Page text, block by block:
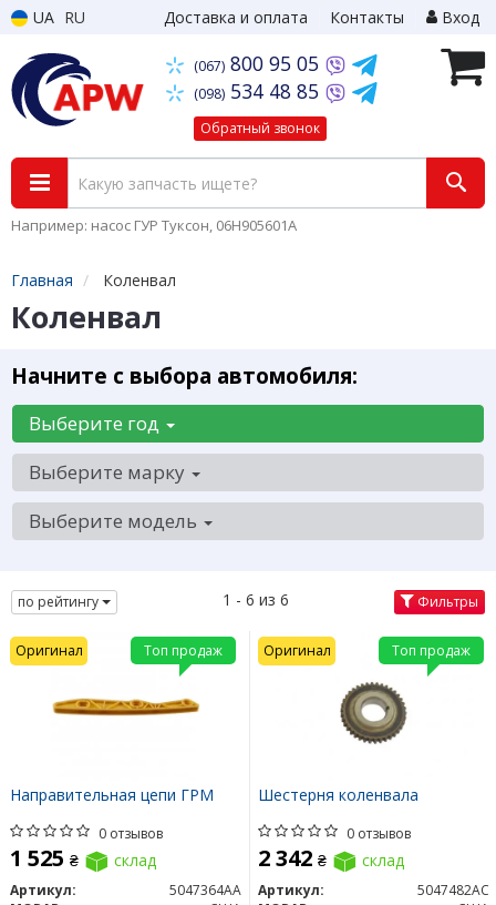
UA RU Доставка и оплата Контакты Вход
(067) 800 95 05
(098) 534 48 85
Обратный звонок
Например: насос ГУР Туксон, 06H905601A
Главная Коленвал
Коленвал
Начните с выбора автомобиля:
Выберите год
Выберите марку
Выберите модель
по рейтингу 1 - 6 из 6 Фильтры
Направительная цепи ГРМ
0 отзывов
1 525 ₴ склад
Артикул:
5047364AA
Топ продаж
Оригинал
Шестерня коленвала
0 отзывов
2 342 ₴ склад
Артикул:
5047482AC
Топ продаж
Оригинал